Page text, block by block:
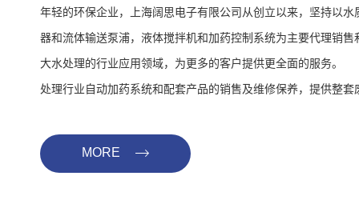
年轻的环保企业，上海阔思电子有限公司从创立以来，坚持以
器和流体输送泵浦，液体搅拌机和加药控制系统为主要代理销
大水处理的行业应用领域，为更多的客户提供更全面的服务
处理行业自动加药系统和配套产品的销售及维修保养，提供整
置，简易自动加药系统，PH计，电导率仪，溶解氧测试仪，余
量计，超声波液位计，压力和温度变送器等仪器仪表，计量泵
MORE